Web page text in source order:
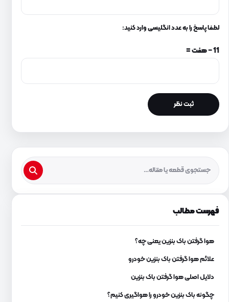
لطفا پاسخ را به عدد انگلیسی وارد کنید:
11 − هفت =
فهرست مطالب
هوا گرفتن باک بنزین یعنی چه؟
علائم هوا گرفتن باک بنزین خودرو
دلایل اصلی هوا گرفتن باک بنزین
چگونه باک بنزین خودرو را هواگیری کنیم؟